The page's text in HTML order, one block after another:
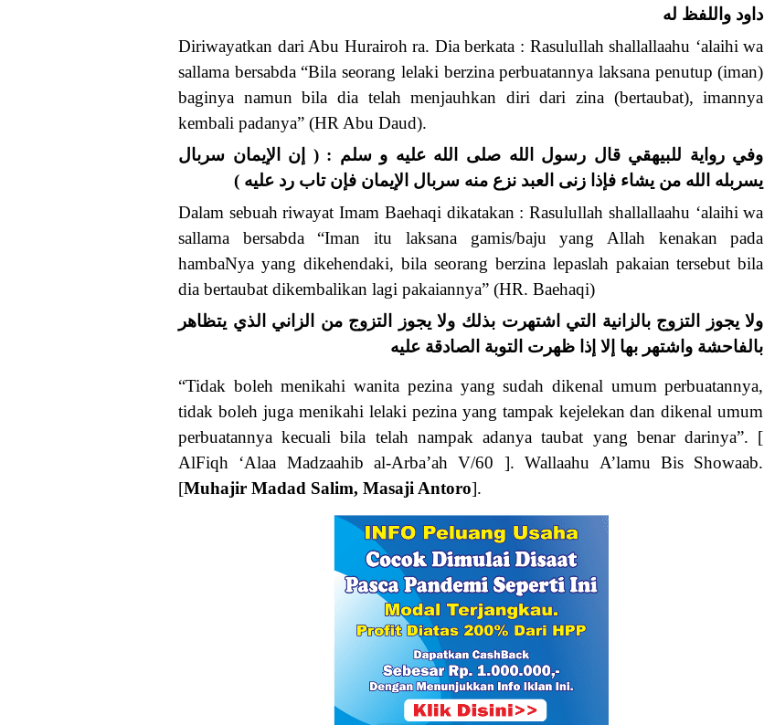
داود واللفظ له
Diriwayatkan dari Abu Hurairoh ra. Dia berkata : Rasulullah shallallaahu ‘alaihi wa
sallama bersabda “Bila seorang lelaki berzina perbuatannya laksana penutup (iman)
baginya namun bila dia telah menjauhkan diri dari zina (bertaubat), imannya
kembali padanya” (HR Abu Daud).
وفي رواية للبيهقي قال رسول الله صلى الله عليه و سلم : ( إن الإيمان سربال
يسربله الله من يشاء فإذا زنى العبد نزع منه سربال الإيمان فإن تاب رد عليه )
Dalam sebuah riwayat Imam Baehaqi dikatakan : Rasulullah shallallaahu ‘alaihi wa
sallama bersabda “Iman itu laksana gamis/baju yang Allah kenakan pada
hambaNya yang dikehendaki, bila seorang berzina lepaslah pakaian tersebut bila
dia bertaubat dikembalikan lagi pakaiannya” (HR. Baehaqi)
ولا يجوز التزوج بالزانية التي اشتهرت بذلك ولا يجوز التزوج من الزاني الذي يتظاهر
بالفاحشة واشتهر بها إلا إذا ظهرت التوبة الصادقة عليه
“Tidak boleh menikahi wanita pezina yang sudah dikenal umum perbuatannya,
tidak boleh juga menikahi lelaki pezina yang tampak kejelekan dan dikenal umum
perbuatannya kecuali bila telah nampak adanya taubat yang benar darinya”. [
AlFiqh ‘Alaa Madzaahib al-Arba’ah V/60 ]. Wallaahu A’lamu Bis Showaab.
[Muhajir Madad Salim, Masaji Antoro].